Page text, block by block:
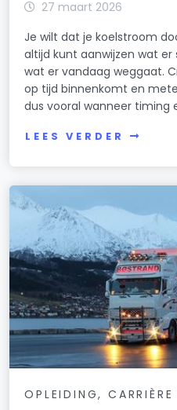
27 maart 2026
Je wilt dat je koelstroom
altijd kunt aanwijzen wat
wat er vandaag weggaat.
op tijd binnenkomt en
dus vooral wanneer timing
LEES VERDER
OPLEIDING, CARRIÈRE